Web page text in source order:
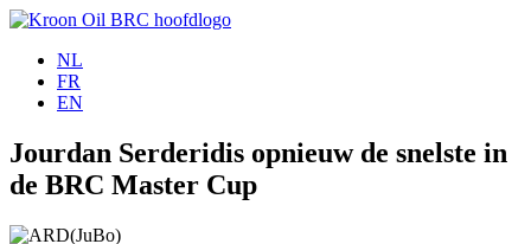
Spring
inhoud
NL
FR
EN
Jourdan Serderidis opnieuw de snelste in
de BRC Master Cup